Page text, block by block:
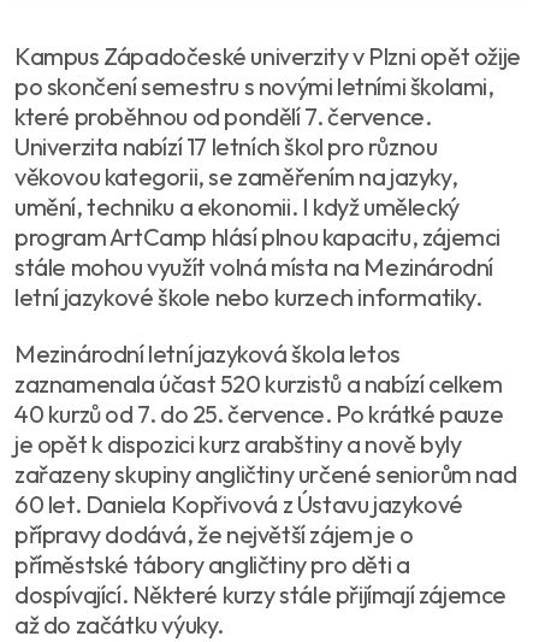
Kampus Západočeské univerzity v Plzni opět ožije
po skončení semestru s novými letními školami,
které proběhnou od pondělí 7. července.
Univerzita nabízí 17 letních škol pro různou
věkovou kategorii, se zaměřením na jazyky,
umění, techniku a ekonomii. I když umělecký
program ArtCamp hlásí plnou kapacitu, zájemci
stále mohou využít volná místa na Mezinárodní
letní jazykové škole nebo kurzech informatiky.
Mezinárodní letní jazyková škola letos
zaznamenala účast 520 kurzistů a nabízí celkem
40 kurzů od 7. do 25. července. Po krátké pauze
je opět k dispozici kurz arabštiny a nově byly
zařazeny skupiny angličtiny určené seniorům nad
60 let. Daniela Kopřivová z Ústavu jazykové
přípravy dodává, že největší zájem je o
příměstské tábory angličtiny pro děti a
dospívající. Některé kurzy stále přijímají zájemce
až do začátku výuky.